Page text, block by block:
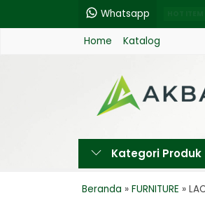
Whatsapp
Home Katalog
Kategori Produk
Beranda » FURNITURE »